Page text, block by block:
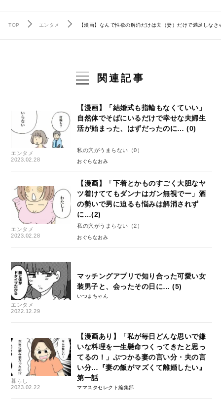
TOP エンタメ 【漫画】なんで性欲の解消だけは夫（妻）だけで満足しな
関連記事
エンタメ
2023.02.28
【漫画】「結婚式も指輪もなくていい」
自然体でそばにいるだけで幸せな夫婦生
活が始まった、はずだったのに… (0)
私の穴がうまらない（0）
おぐらなおみ
エンタメ
2023.02.28
【漫画】「下着とかものすごく大胆なヤ
ツ着けててもダンナはガン無視でー」酒
の勢いで男に迫るも悩みは解消されず
に…(2)
私の穴がうまらない（2）
おぐらなおみ
エンタメ
2022.12.29
マッチングアプリで知り合った可愛い女
装男子と、会ったその日に… (5)
いつまちゃん
暮らし
2023.02.22
【漫画あり】「私が毎日どんな思いで嫌
いな料理を一生懸命つくってきたと思っ
てるの！」ぶつかる妻の言い分・夫の言
い分…『妻の飯がマズくて離婚したい』
第一話
ママスタセレクト編集部